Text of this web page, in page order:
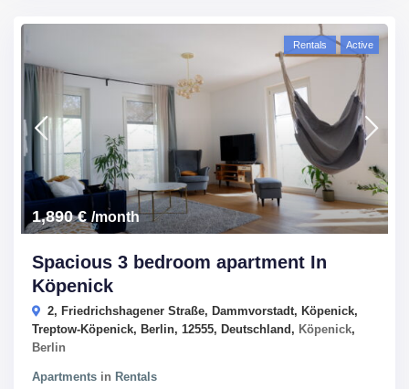
1,890 €/month
Rentals Active
Spacious 3 bedroom apartment In
Köpenick
2, Friedrichshagener Straße, Dammvorstadt, Köpenick,
Treptow-Köpenick, Berlin, 12555, Deutschland, Köpenick,
Berlin
Apartments in Rentals